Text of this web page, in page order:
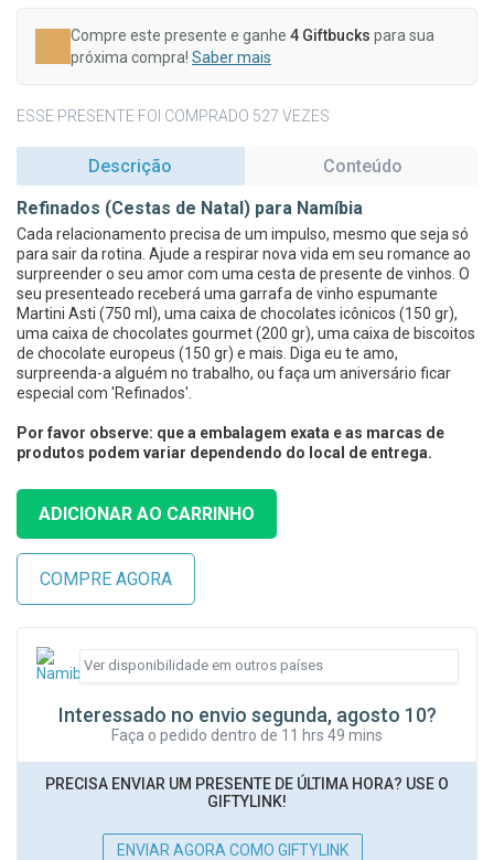
Compre este presente e ganhe 4 Giftbucks para sua
próxima compra! Saber mais
ESSE PRESENTE FOI COMPRADO 527 VEZES
Descrição
Conteúdo
Refinados (Cestas de Natal) para Namíbia
Cada relacionamento precisa de um impulso, mesmo que seja só
para sair da rotina. Ajude a respirar nova vida em seu romance ao
surpreender o seu amor com uma cesta de presente de vinhos. O
seu presenteado receberá uma garrafa de vinho espumante
Martini Asti (750 ml), uma caixa de chocolates icônicos (150 gr),
uma caixa de chocolates gourmet (200 gr), uma caixa de biscoitos
de chocolate europeus (150 gr) e mais. Diga eu te amo,
surpreenda-a alguém no trabalho, ou faça um aniversário ficar
especial com 'Refinados'.
Por favor observe: que a embalagem exata e as marcas de
produtos podem variar dependendo do local de entrega.
Interessado no envio segunda, agosto 10?
Faça o pedido dentro de 11 hrs 49 mins
PRECISA ENVIAR UM PRESENTE DE ÚLTIMA HORA? USE O
GIFTYLINK!
ENVIAR AGORA COMO GIFTYLINK